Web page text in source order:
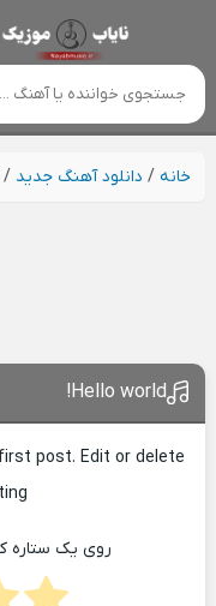
خانه/ دانلود آهنگ جدید /
Hello world!
post. Edit or delete
روی یک ستاره